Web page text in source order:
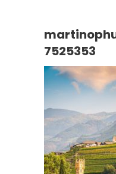
7525353